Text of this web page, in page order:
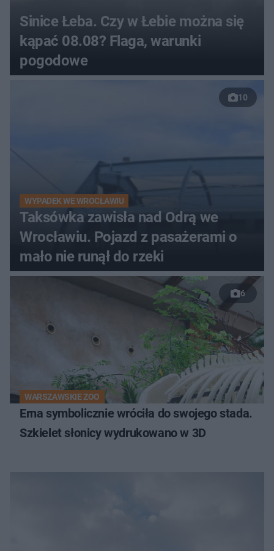
Sinice Łeba. Czy w Łebie można się
kąpać 08.08? Flaga, warunki
pogodowe
10
WYPADEK WE WROCŁAWIU
Taksówka zawisła nad Odrą we
Wrocławiu. Pojazd z pasażerami o
mało nie runął do rzeki
6
WARSZAWSKIE ZOO
Erna symbolicznie wróciła do swojego stada.
Szkielet słonicy wydrukowano w 3D